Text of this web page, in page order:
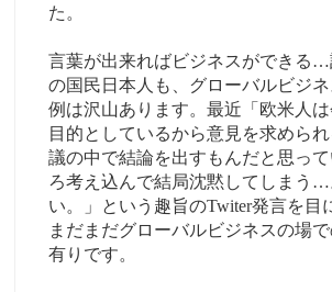
た。
言葉が出来ればビジネスができる
の国民日本人も、グローバルビジ
例は沢山あります。最近「欧米人
目的としているから意見を求めら
議の中で結論を出すもんだと思っ
ろ考え込んで結局沈黙してしまう
い。」という趣旨のTwiter発言を
まだまだグローバルビジネスの場
有りです。